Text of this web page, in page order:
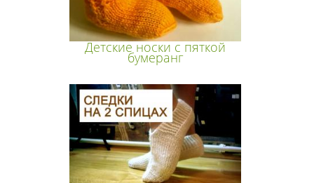
Детские носки с пяткой
бумеранг